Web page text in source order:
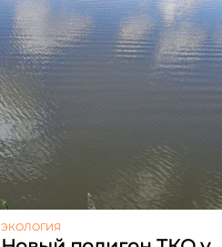
ЭКОЛОГИЯ